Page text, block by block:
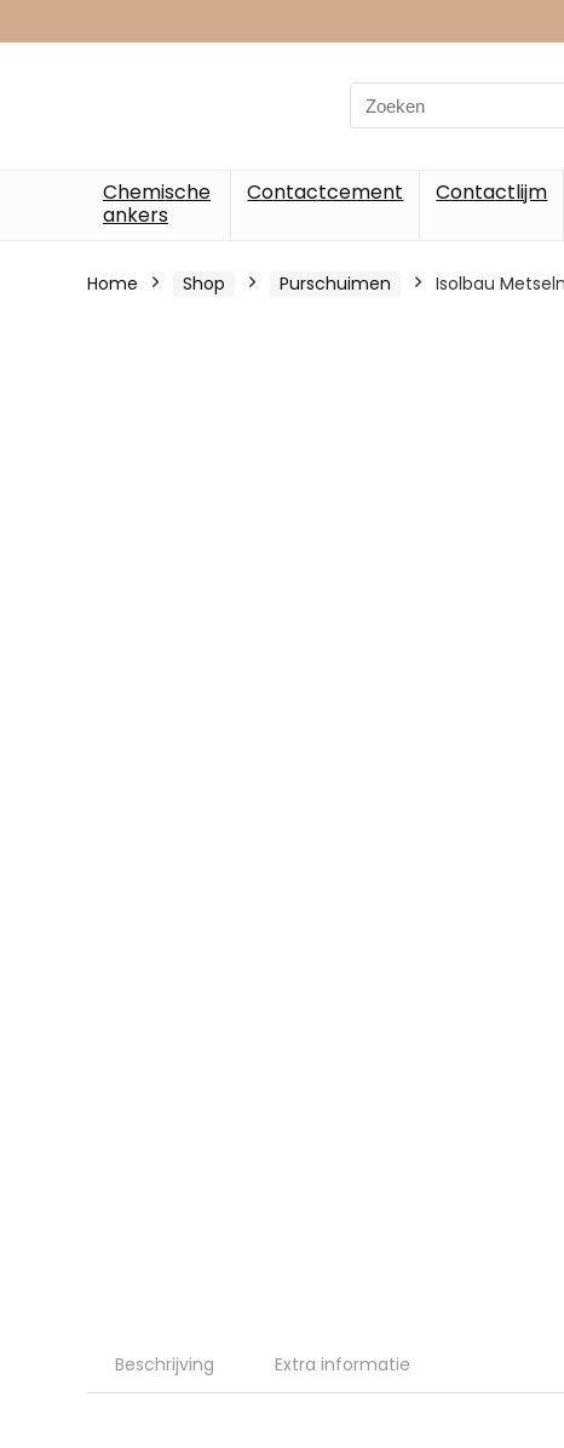
Chemische
ankers
Contactcement Contactlijm
Home Shop Purschuimen Isolbau
Beschrijving Extra informatie